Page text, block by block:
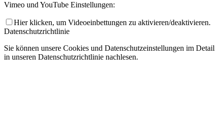
Vimeo und YouTube Einstellungen:
Hier klicken, um Videoeinbettungen zu aktivieren/deaktivieren.
Datenschutzrichtlinie
Sie können unsere Cookies und Datenschutzeinstellungen im Detail
in unseren Datenschutzrichtlinie nachlesen.